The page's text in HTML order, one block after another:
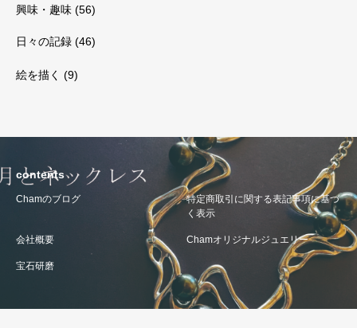
興味・趣味 (56)
日々の記録 (46)
絵を描く (9)
contents
Chamのブログ
特定商取引に関する表記事項に基づ
く表示
会社概要 Chamオリジナルジュエリー
宝石研磨